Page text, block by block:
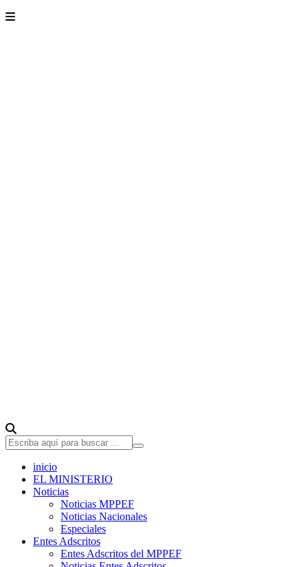
inicio
EL MINISTERIO
Noticias
Noticias MPPEF
Noticias Nacionales
Especiales
Entes Adscritos
Entes Adscritos del MPPEF